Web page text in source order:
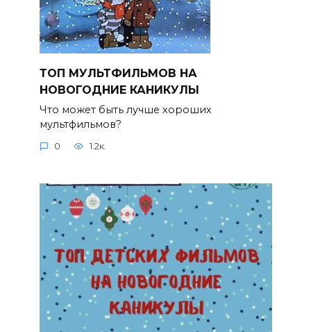
ТОП МУЛЬТФИЛЬМОВ НА
НОВОГОДНИЕ КАНИКУЛЫ
Что может быть лучше хороших
мультфильмов?
0 1.2к.